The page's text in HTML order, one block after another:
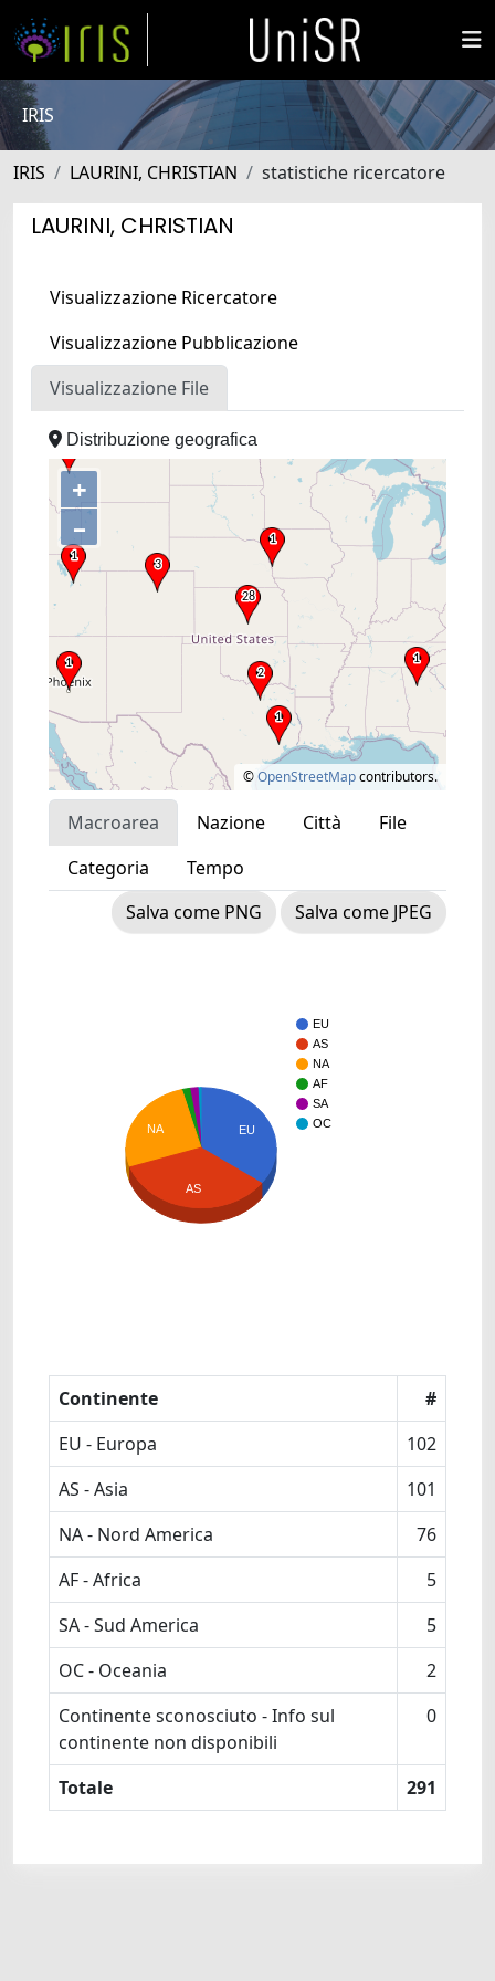
IRIS
IRIS LAURINI, CHRISTIAN statistiche ricercatore
LAURINI, CHRISTIAN
Visualizzazione Ricercatore
Visualizzazione Pubblicazione
Visualizzazione File
Distribuzione geografica
+
–
©OpenStreetMapcontributors.
Macroarea Nazione Città
File
Categoria
Tempo
Salva come PNG
Salva come JPEG
EU
AS
NA
AF
SA
OC
EU
NA
AS
Continente
#
EU - Europa
102
AS - Asia
101
NA - Nord America
76
AF - Africa
5
SA - Sud America
5
OC - Oceania
2
Continente sconosciuto - Info sul
continente non disponibili
0
Totale 291